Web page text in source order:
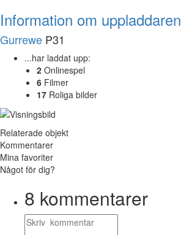
Information om uppladdaren
Gurrewe P31
...har laddat upp:
2 Onlinespel
6 Filmer
17 Roliga bilder
Relaterade objekt
Kommentarer
Mina favoriter
Något för dig?
8 kommentarer